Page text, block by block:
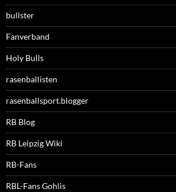
bullster
Fanverband
Holy Bulls
rasenballisten
rasenballsport.blogger
RB Blog
RB Leipzig Wiki
RB-Fans
RBL-Fans Gohlis